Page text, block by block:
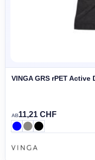
VINGA GRS rPET
AB11,21 CHF